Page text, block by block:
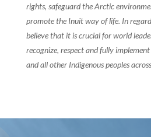
rights, safeguard the Arctic
promote the Inuit way of life. In
believe that it is crucial for world
recognize, respect and fully
and all other Indigenous peoples